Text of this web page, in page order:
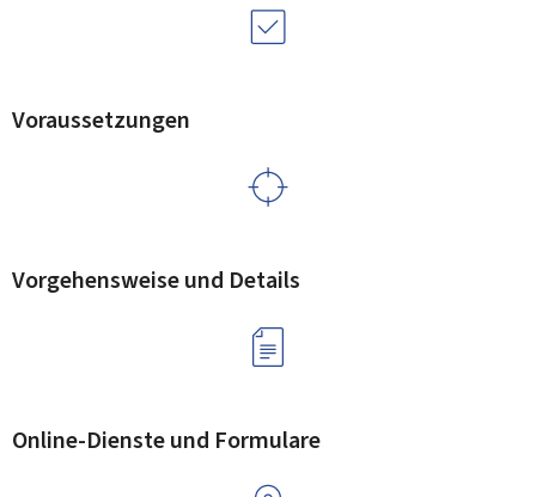
Voraussetzungen
Vorgehensweise und Details
Online-Dienste und Formulare